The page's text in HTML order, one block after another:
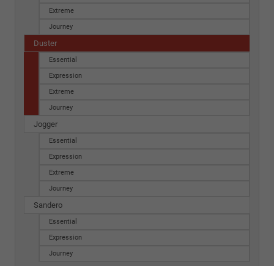
Extreme
Journey
Duster
Essential
Expression
Extreme
Journey
Jogger
Essential
Expression
Extreme
Journey
Sandero
Essential
Expression
Journey